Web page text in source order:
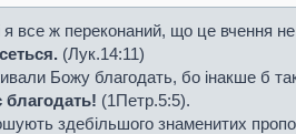
ж переконаний, що це вчення не
(Лук.14:11)
Божу благодать, бо інакше б
(1Петр.5:5).
здебільшого знаменитих